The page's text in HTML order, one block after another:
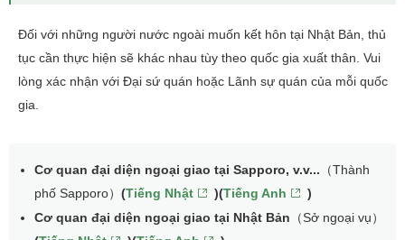
Đối với những người nước ngoài muốn kết hôn tại Nhật Bản, thủ
tục cần thực hiện sẽ khác nhau tùy theo quốc gia xuất thân. Vui
lòng xác nhận với Đại sứ quán hoặc Lãnh sự quán của mỗi quốc
gia.
Cơ quan đại diện ngoại giao tại Sapporo, v.v... （Thành
phố Sapporo） (Tiếng Nhật )(Tiếng Anh
)
Cơ quan đại diện ngoại giao tại Nhật Bản （Sở ngoại vụ）